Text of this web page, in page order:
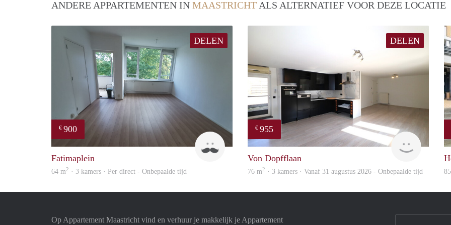
ANDERE APPARTEMENTEN IN MAASTRICHT ALS ALTERNATIEF VOOR DEZE LOCATIE
DELEN
€ 900
Tim
Fatimaplein
64 m2 · 3 kamers · Per direct - Onbepaalde tijd
DELEN
€ 955
Von Dopfflaan
76 m2 · 3 kamers · Vanaf 31 augustus 2026 - Onbepaalde tijd
Op Appartement Maastricht vind en verhuur je makkelijk je Appartement